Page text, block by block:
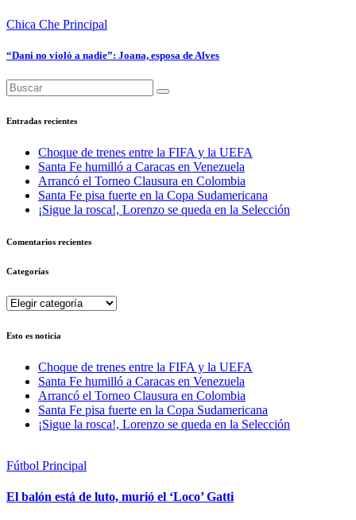
Chica Che Principal
“Dani no violó a nadie”: Joana, esposa de Alves
Entradas recientes
Choque de trenes entre la FIFA y la UEFA
Santa Fe humilló a Caracas en Venezuela
Arrancó el Torneo Clausura en Colombia
Santa Fe pisa fuerte en la Copa Sudamericana
¡Sigue la rosca!, Lorenzo se queda en la Selección
Comentarios recientes
Categorías
Categorías
Esto es noticia
Choque de trenes entre la FIFA y la UEFA
Santa Fe humilló a Caracas en Venezuela
Arrancó el Torneo Clausura en Colombia
Santa Fe pisa fuerte en la Copa Sudamericana
¡Sigue la rosca!, Lorenzo se queda en la Selección
Fútbol Principal
El balón está de luto, murió el ‘Loco’ Gatti